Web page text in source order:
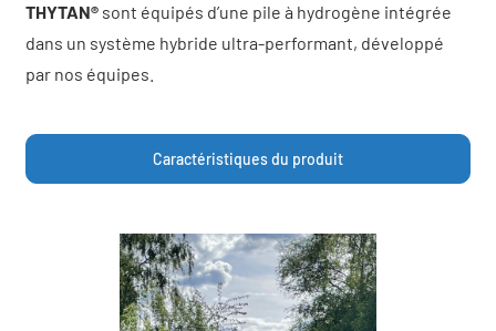
THYTAN® sont équipés d’une pile à hydrogène intégrée
dans un système hybride ultra-performant, développé
par nos équipes.
Caractéristiques du produit